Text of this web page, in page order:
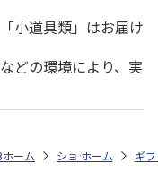
小道具類」はお届け
どの環境により、実
グギフト DEAN ＆
選べるカタログギフト
特集 非食品 選べるカタ
ホーム ショップ一覧 株
ホーム ギ